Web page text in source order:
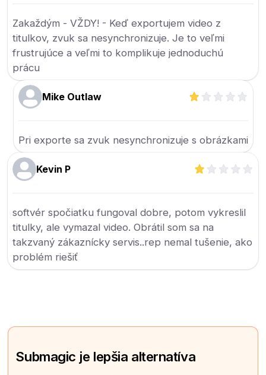
Zakaždým - VŽDY! - Keď exportujem video z
titulkov, zvuk sa nesynchronizuje. Je to veľmi
frustrujúce a veľmi to komplikuje jednoduchú
prácu
Mike Outlaw
Pri exporte sa zvuk nesynchronizuje s obrázkami
Kevin P
softvér spočiatku fungoval dobre, potom vykreslil
titulky, ale vymazal video. Obrátil som sa na
takzvaný zákaznícky servis..rep nemal tušenie, ako
problém riešiť
Submagic je lepšia alternatíva